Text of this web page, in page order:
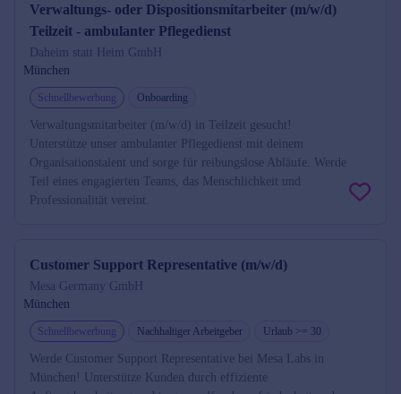
Verwaltungs- oder Dispositionsmitarbeiter (m/w/d)
Teilzeit - ambulanter Pflegedienst
Daheim statt Heim GmbH
München
Schnellbewerbung Onboarding
Verwaltungsmitarbeiter (m/w/d) in Teilzeit gesucht!
Unterstütze unser ambulanter Pflegedienst mit deinem
Organisationstalent und sorge für reibungslose Abläufe. Werde
Teil eines engagierten Teams, das Menschlichkeit und
Professionalität vereint.
Customer Support Representative (m/w/d)
Mesa Germany GmbH
München
Schnellbewerbung Nachhaltiger Arbeitgeber Urlaub >= 30
Werde Customer Support Representative bei Mesa Labs in
München! Unterstütze Kunden durch effiziente